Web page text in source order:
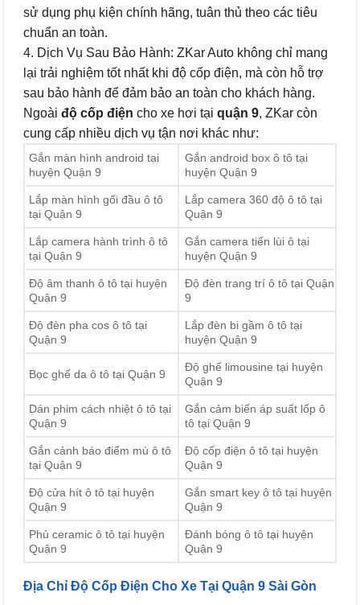
sử dụng phụ kiện chính hãng, tuân thủ theo các tiêu
chuẩn an toàn.
4. Dịch Vụ Sau Bảo Hành: ZKar Auto không chỉ mang
lại trải nghiệm tốt nhất khi độ cốp điện, mà còn hỗ trợ
sau bảo hành để đảm bảo an toàn cho khách hàng.
Ngoài độ cốp điện cho xe hơi tại quận 9, ZKar còn
cung cấp nhiều dịch vụ tận nơi khác như:
Gắn màn hình android tại
huyện Quận 9
Gắn android box ô tô tại
huyện Quận 9
Lắp màn hình gối đầu ô tô
tại Quận 9
Lắp camera 360 độ ô tô tại
Quận 9
Lắp camera hành trình ô tô
tại Quận 9
Gắn camera tiến lùi ô tại
huyện Quận 9
Độ âm thanh ô tô tại huyện
Quận 9
Độ đèn trang trí ô tô tại Quận
9
Độ đèn pha cos ô tô tại
Quận 9
Lắp đèn bi gầm ô tô tại
huyện Quận 9
Bọc ghế da ô tô tại Quận 9
Độ ghế limousine tại huyện
Quận 9
Dán phim cách nhiệt ô tô tại
Quận 9
Gắn cảm biến áp suất lốp ô
tô tại Quận 9
Gắn cảnh báo điểm mù ô tô
tại Quận 9
Độ cốp điện ô tô tại huyện
Quận 9
Độ cửa hít ô tô tại huyện
Quận 9
Gắn smart key ô tô tại huyện
Quận 9
Phủ ceramic ô tô tại huyện
Quận 9
Đánh bóng ô tô tại huyện
Quận 9
Địa Chỉ Độ Cốp Điện Cho Xe Tại Quận 9 Sài Gòn